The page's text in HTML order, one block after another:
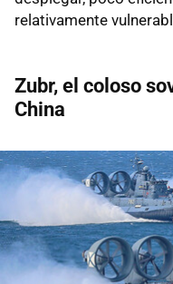
relativamente
Zubr, el coloso
China